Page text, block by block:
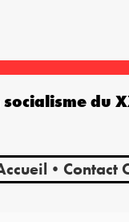
Contact
du